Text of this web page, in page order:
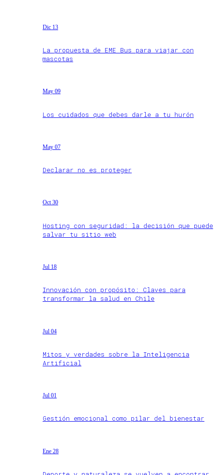
Dic 13
La propuesta de EME Bus para viajar con
mascotas
May 09
Los cuidados que debes darle a tu hurón
May 07
Declarar no es proteger
Oct 30
Hosting con seguridad: la decisión que puede
salvar tu sitio web
Jul 18
Innovación con propósito: Claves para
transformar la salud en Chile
Jul 04
Mitos y verdades sobre la Inteligencia
Artificial
Jul 01
Gestión emocional como pilar del bienestar
Ene 28